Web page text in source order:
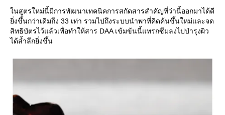
นสูตรใหม่นี้มีการพัฒนาเทคนิคการสกัดสารสำคัญที่ว่านี้ออกมาได้ดี
ิ่งขึ้นกว่าเดิมถึง 33 เท่า รวมไปถึงระบบนำพาที่คิดค้นขึ้นใหม่และจด
สิทธิบัตรไว้แล้วเพื่อทำให้สาร DAA เข้มข้นนี้แทรกซึมลงไปบำรุงผิว
ได้ล้ำลึกยิ่งขึ้น